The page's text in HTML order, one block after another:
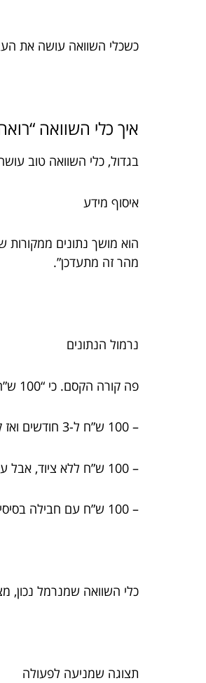
כשכלי השוואה עושה את
איך כלי השוואה
בגדול, כלי השוואה טוב
איסוף מידע
הוא מושך נתונים ממקורות
מהר זה מתעדכן”.
נרמול הנתונים
פה קורה הקסם. כי “100 ש”ח לחודש” יכול להיות:
– 100 ש”ח ל-3 חודשים ואז קופץ
– 100 ש”ח ללא ציוד, אבל עוד 20 ש”ח על נתב
– 100 ש”ח עם חבילה בסיסית, אבל תשלום נפרד על שירותים נלווים
כלי השוואה שמנרמל נכון,
תצוגה שמניעה לפעולה